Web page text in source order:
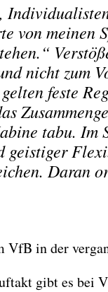
von mei­nen
nicht zum
fes­te
tabu.
geis­ti­ger
Dar­an
VfB in der
gibt es bei